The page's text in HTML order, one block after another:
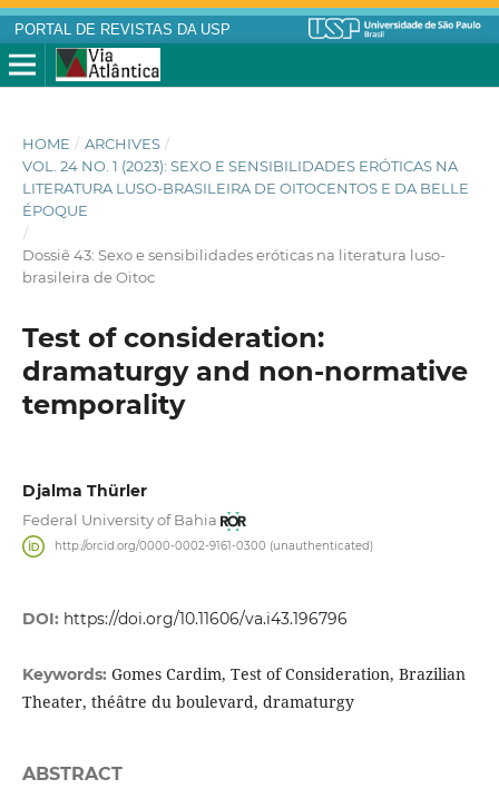
PORTAL DE REVISTAS DA USP
HOME / ARCHIVES /
VOL. 24 NO. 1 (2023): SEXO E SENSIBILIDADES ERÓTICAS NA
LITERATURA LUSO-BRASILEIRA DE OITOCENTOS E DA BELLE
ÉPOQUE
/
Dossiê 43: Sexo e sensibilidades eróticas na literatura luso-
brasileira de Oitoc
Test of consideration:
dramaturgy and non-normative
temporality
Djalma Thürler
Federal University of Bahia
http://orcid.org/0000-0002-9161-0300 (unauthenticated)
DOI: https://doi.org/10.11606/va.i43.196796
Keywords: Gomes Cardim, Test of Consideration, Brazilian
Theater, théâtre du boulevard, dramaturgy
ABSTRACT